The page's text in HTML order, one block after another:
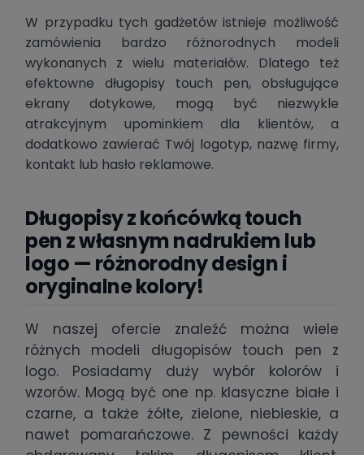
W przypadku tych gadżetów istnieje możliwość
zamówienia bardzo różnorodnych modeli
wykonanych z wielu materiałów. Dlatego też
efektowne długopisy touch pen, obsługujące
ekrany dotykowe, mogą być niezwykle
atrakcyjnym upominkiem dla klientów, a
dodatkowo zawierać Twój logotyp, nazwę firmy,
kontakt lub hasło reklamowe.
Długopisy z końcówką touch
pen z własnym nadrukiem lub
logo — różnorodny design i
oryginalne kolory!
W naszej ofercie znaleźć można wiele
różnych modeli długopisów touch pen z
logo. Posiadamy duży wybór kolorów i
wzorów. Mogą być one np. klasyczne białe i
czarne, a także żółte, zielone, niebieskie, a
nawet pomarańczowe. Z pewności każdy